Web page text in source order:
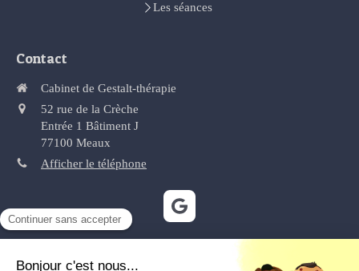
Les séances
Contact
Cabinet de Gestalt-thérapie
52 rue de la Crèche
Entrée 1 Bâtiment J
77100 Meaux
Afficher le téléphone